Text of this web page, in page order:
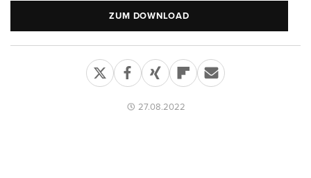
ZUM DOWNLOAD
27.08.2022